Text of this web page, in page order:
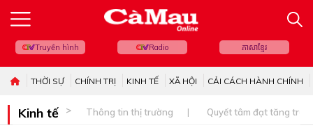
Truyền hình Radio ភាសាខ្មែរ
THỜI SỰ CHÍNH TRỊ KINH TẾ XÃ HỘI CẢI CÁCH HÀNH CHÍNH
Kinh tế Thông tin thị trường Quyết tâm đạt tăng